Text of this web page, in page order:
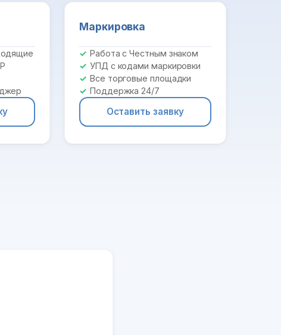
Маркировка
Работа с Честным знаком
УПД с кодами маркировки
Все торговые площадки
Поддержка 24/7
Оставить заявку